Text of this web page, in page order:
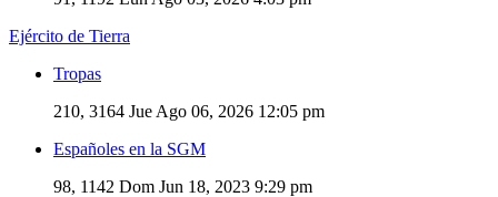
Ejército de Tierra
Tropas
210, 3164 Jue Ago 06, 2026 12:05 pm
Españoles en la SGM
98, 1142 Dom Jun 18, 2023 9:29 pm